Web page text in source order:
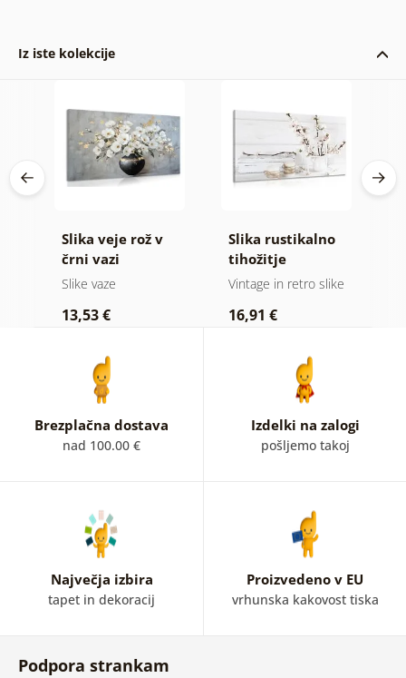
Iz iste kolekcije
Slika veje rož v
črni vazi
Slike vaze
13,53 €
Slika rustikalno
tihožitje
Vintage in retro slike
16,91 €
Brezplačna dostava
nad 100.00 €
Izdelki na zalogi
pošljemo takoj
Največja izbira
tapet in dekoracij
Proizvedeno v EU
vrhunska kakovost tiska
Podpora strankam